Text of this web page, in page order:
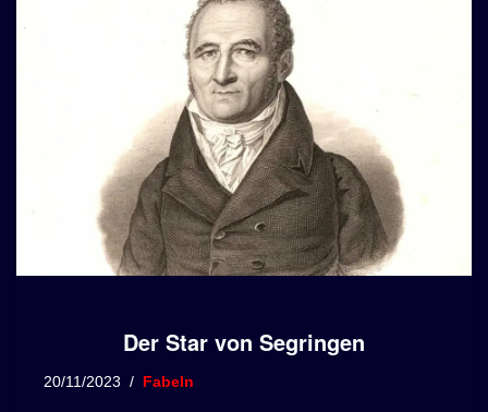
Der Star von Segringen
20/11/2023 Fabeln